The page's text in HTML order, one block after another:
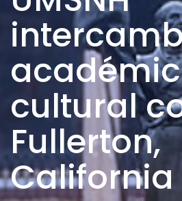
cultural
Fullerton,
California